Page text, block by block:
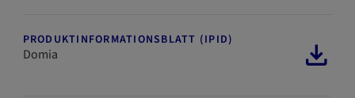
PRODUKTINFORMATIONSBLATT (IPID)
Domia